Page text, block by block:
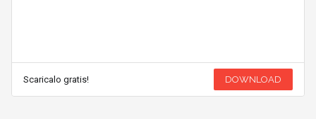
Scaricalo gratis! DOWNLOAD